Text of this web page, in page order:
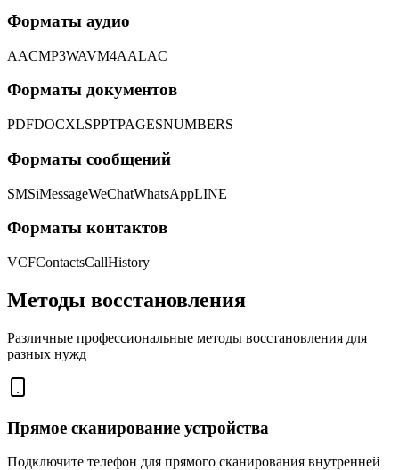
Форматы аудио
AACMP3WAVM4AALAC
Форматы документов
PDFDOCXLSPPTPAGESNUMBERS
Форматы сообщений
SMSiMessageWeChatWhatsAppLINE
Форматы контактов
VCFContactsCallHistory
Методы восстановления
Различные профессиональные методы восстановления для
разных нужд
Прямое сканирование устройства
Подключите телефон для прямого сканирования внутренней